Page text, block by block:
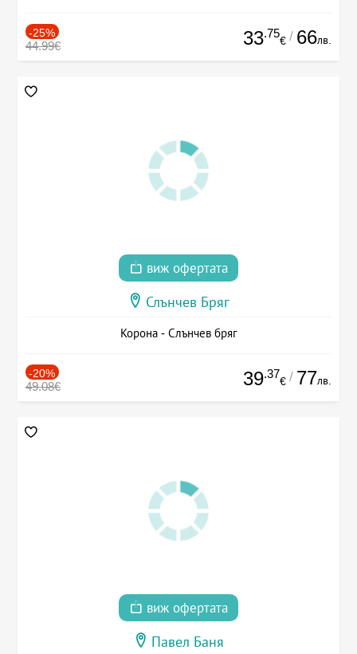
-25%
44.99€ 33.75
€ / 66лв.
виж офертата
Слънчев Бряг
Корона - Слънчев бряг
-20%
49.08€ 39.37
€ / 77лв.
виж офертата
Павел Баня